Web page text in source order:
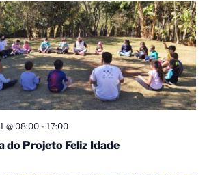
@ 08:00- 17:00
do Projeto Feliz Idade